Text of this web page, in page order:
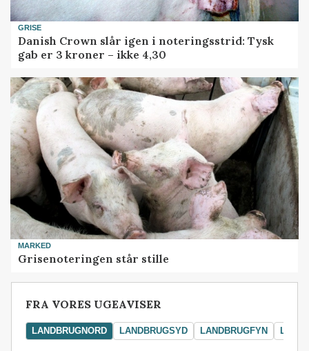
GRISE
Danish Crown slår igen i noteringsstrid: Tysk
gab er 3 kroner – ikke 4,30
MARKED
Grisenoteringen står stille
FRA VORES UGEAVISER
LANDBRUGNORD LANDBRUGSYD LANDBRUGFYN